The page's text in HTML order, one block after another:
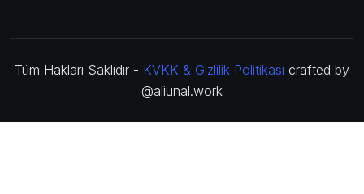
Tüm Hakları Saklıdır - KVKK & Gizlilik Politikası crafted by
@aliunal.work